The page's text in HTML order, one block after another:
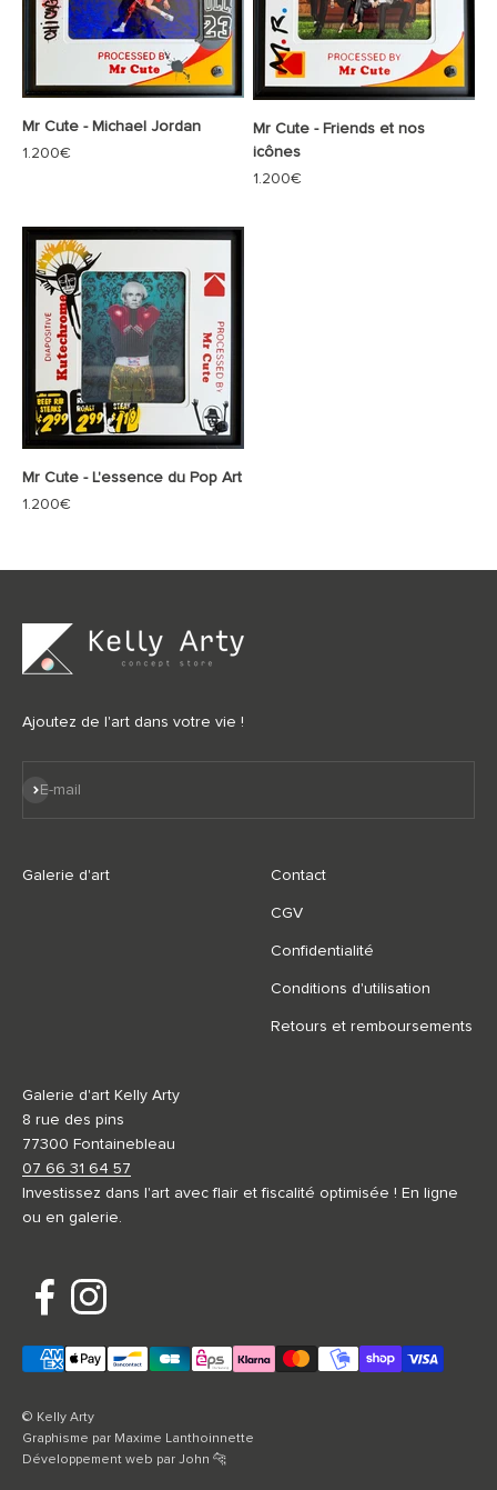
Mr Cute - Michael Jordan
Prix de vente
1.200€
Mr Cute - Friends et nos
icônes
Prix de vente
1.200€
Mr Cute - L'essence du Pop Art
Prix de vente
1.200€
Ajoutez de l'art dans votre vie !
E-mail
S'inscrire
Galerie d'art Contact
CGV
Confidentialité
Conditions d'utilisation
Retours et remboursements
Galerie d'art Kelly Arty
8 rue des pins
77300 Fontainebleau
07 66 31 64 57
Investissez dans l'art avec flair et fiscalité optimisée ! En ligne
ou en galerie.
© Kelly Arty
Graphisme par Maxime Lanthoinnette
Développement web par John 🐆